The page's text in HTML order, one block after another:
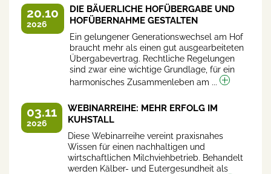
20.10
2026
DIE BÄUERLICHE HOFÜBERGABE UND
HOFÜBERNAHME GESTALTEN
Ein gelungener Generationswechsel am Hof
braucht mehr als einen gut ausgearbeiteten
Übergabevertrag. Rechtliche Regelungen
sind zwar eine wichtige Grundlage, für ein
harmonisches Zusammenleben am ...
03.11
2026
WEBINARREIHE: MEHR ERFOLG IM
KUHSTALL
Diese Webinarreihe vereint praxisnahes
Wissen für einen nachhaltigen und
wirtschaftlichen Milchviehbetrieb. Behandelt
werden Kälber- und Eutergesundheit als